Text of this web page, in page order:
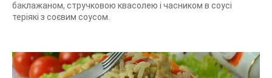
баклажаном, стручковою квасолею і часником в соусі
теріякі з соєвим соусом.